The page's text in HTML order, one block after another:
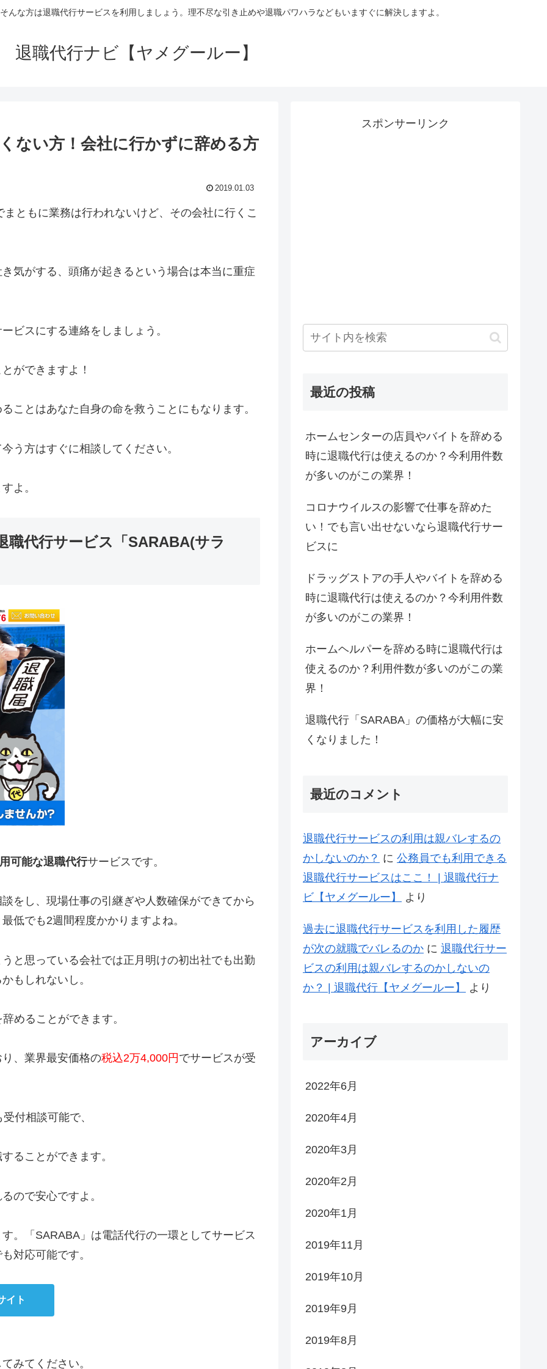
んな方は退職代行サービスを利用しましょう。理不尽な引き止めや退職パワハラなどもいますぐに解決しますよ。
退職代行ナビ【ヤメグールー】
ない方！会社に行かずに辞める方
2019.01.03
ともに業務は行われないけど、その会社に行くこ
気がする、頭痛が起きるという場合は本当に重症
ビスにする連絡をしましょう。
ができますよ！
ことはあなた自身の命を救うことにもなります。
う方はすぐに相談してください。
よ。
職代行サービス「SARABA(サラ
可能な退職代行サービスです。
をし、現場仕事の引継ぎや人数確保ができてから
低でも2週間程度かかりますよね。
と思っている会社では正月明けの初出社でも出勤
もしれないし。
めることができます。
、業界最安価格の税込2万4,000円 でサービスが受
付相談可能で、
ることができます。
ので安心ですよ。
。「SARABA」は電話代行の一環としてサービス
対応可能です。
イト
みてください。
スポンサーリンク
最近の投稿
ホームセンターの店員やバイトを辞める
時に退職代行は使えるのか？今利用件数
が多いのがこの業界！
コロナウイルスの影響で仕事を辞めた
い！でも言い出せないなら退職代行サー
ビスに
ドラッグストアの手人やバイトを辞める
時に退職代行は使えるのか？今利用件数
が多いのがこの業界！
ホームヘルパーを辞める時に退職代行は
使えるのか？利用件数が多いのがこの業
界！
退職代行「SARABA」の価格が大幅に安
くなりました！
最近のコメント
退職代行サービスの利用は親バレするの
かしないのか？ に 公務員でも利用できる
退職代行サービスはここ！ | 退職代行ナ
ビ【ヤメグールー】
より
過去に退職代行サービスを利用した履歴
が次の就職でバレるのか に 退職代行サー
ビスの利用は親バレするのかしないの
か？ | 退職代行【ヤメグールー】
より
アーカイブ
2022年6月
2020年4月
2020年3月
2020年2月
2020年1月
2019年11月
2019年10月
2019年9月
2019年8月